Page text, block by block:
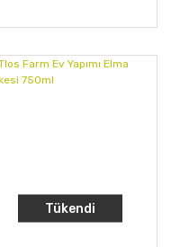
Tükendi